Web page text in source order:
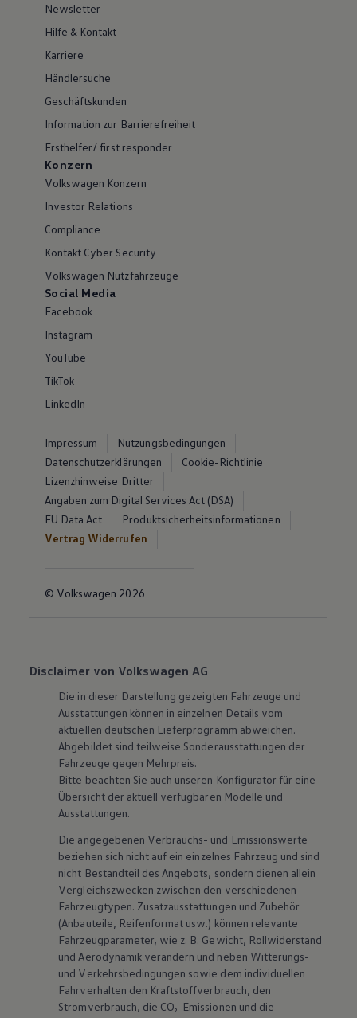
Newsletter
Hilfe & Kontakt
Karriere
Händlersuche
Geschäftskunden
Information zur Barrierefreiheit
Ersthelfer/ first responder
Konzern
Volkswagen Konzern
Investor Relations
Compliance
Kontakt Cyber Security
Volkswagen Nutzfahrzeuge
Social Media
Facebook
Instagram
YouTube
TikTok
LinkedIn
Impressum
Nutzungsbedingungen
Datenschutzerklärungen
Cookie-Richtlinie
Lizenzhinweise Dritter
Angaben zum Digital Services Act (DSA)
EU Data Act
Produktsicherheitsinformationen
Vertrag Widerrufen
© Volkswagen 2026
Disclaimer von Volkswagen AG
Die in dieser Darstellung gezeigten Fahrzeuge und
Ausstattungen können in einzelnen Details vom
aktuellen deutschen Lieferprogramm abweichen.
Abgebildet sind teilweise Sonderausstattungen der
Fahrzeuge gegen Mehrpreis.
Bitte beachten Sie auch unseren Konfigurator für eine
Übersicht der aktuell verfügbaren Modelle und
Ausstattungen.
Die angegebenen Verbrauchs- und Emissionswerte
beziehen sich nicht auf ein einzelnes Fahrzeug und sind
nicht Bestandteil des Angebots, sondern dienen allein
Vergleichszwecken zwischen den verschiedenen
Fahrzeugtypen. Zusatzausstattungen und Zubehör
(Anbauteile, Reifenformat usw.) können relevante
Fahrzeugparameter, wie z. B. Gewicht, Rollwiderstand
und Aerodynamik verändern und neben Witterungs-
und Verkehrsbedingungen sowie dem individuellen
Fahrverhalten den Kraftstoffverbrauch, den
Stromverbrauch, die CO₂-Emissionen und die